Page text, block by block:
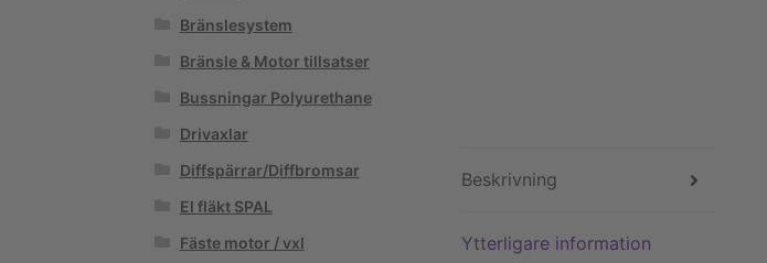
Beskrivning
Ytterligare information
Bränslesystem
Bränsle & Motor tillsatser
Bussningar Polyurethane
Drivaxlar
Diffspärrar/Diffbromsar
El fläkt SPAL
Fäste motor / vxl